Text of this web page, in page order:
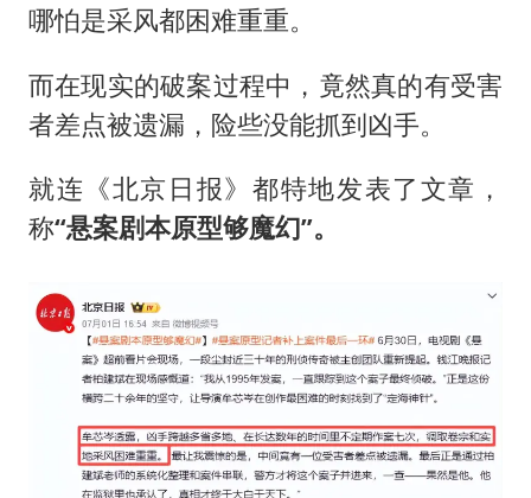
哪怕是采风都困难重重。
而在现实的破案过程中，竟然真的有受害
者差点被遗漏，险些没能抓到凶手。
就连《北京日报》都特地发表了文章，
称“悬案剧本原型够魔幻”。